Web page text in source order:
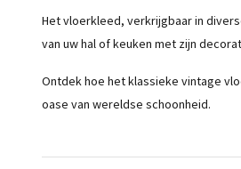
Het vloerkleed, verkrijgbaar in
van uw hal of keuken met zijn
Ontdek hoe het klassieke vintage
oase van wereldse schoonheid.